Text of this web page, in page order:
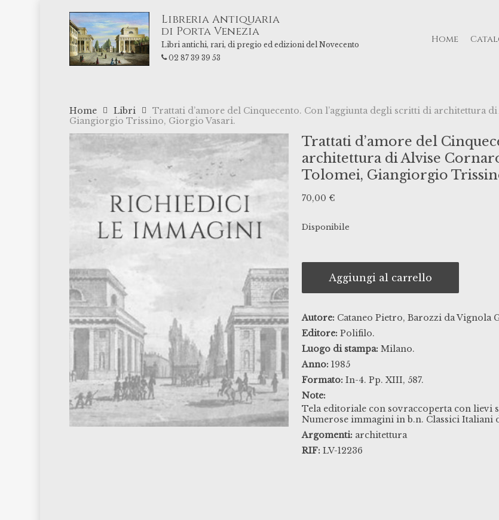
Libreria Antiquaria
di Porta Venezia
Libri antichi, rari, di pregio ed edizioni del Novecento
02 87 39 39 53
Home
Home Libri
Trattati d’amore del Cinquecento. Con l’aggiunta degli scritti di architettura
Giangiorgio Trissino, Giorgio Vasari.
Trattati d’amore del
architettura di Alvise
Tolomei, Giangiorgio
70,00 €
Disponibile
Aggiungi al carrello
Autore: Cataneo Pietro, Barozzi da Vignola
Editore: Polifilo.
Luogo di stampa: Milano.
Anno: 1985
Formato: In-4. Pp. XIII, 587.
Note:
Tela editoriale con sovraccoperta con lievi
Numerose immagini in b.n. Classici Italiani
Argomenti: architettura
RIF: LV-12236